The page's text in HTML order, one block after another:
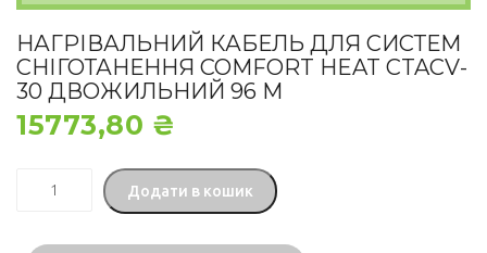
НАГРІВАЛЬНИЙ КАБЕЛЬ ДЛЯ СИСТЕМ
СНІГОТАНЕННЯ COMFORT HEAT CTAСV-
30 ДВОЖИЛЬНИЙ 96 М
15773,80 ₴
Нагрівальний
кабель
систем
Додати в кошик